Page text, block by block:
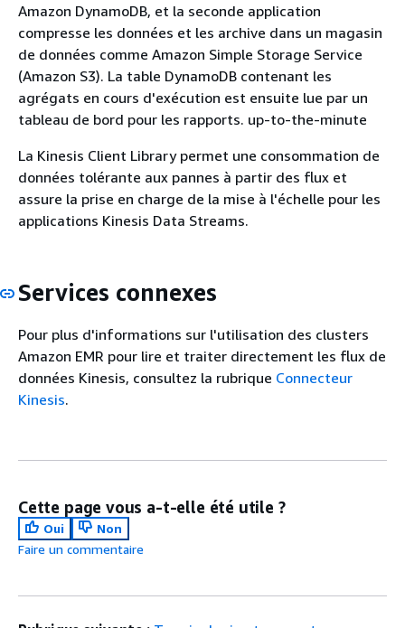
Amazon DynamoDB, et la seconde application
compresse les données et les archive dans un magasin
de données comme Amazon Simple Storage Service
(Amazon S3). La table DynamoDB contenant les
agrégats en cours d'exécution est ensuite lue par un
tableau de bord pour les rapports. up-to-the-minute
La Kinesis Client Library permet une consommation de
données tolérante aux pannes à partir des flux et
assure la prise en charge de la mise à l'échelle pour les
applications Kinesis Data Streams.
Services connexes
Pour plus d'informations sur l'utilisation des clusters
Amazon EMR pour lire et traiter directement les flux de
données Kinesis, consultez la rubrique Connecteur
Kinesis.
Cette page vous a-t-elle été utile ?
Oui
Non
Faire un commentaire